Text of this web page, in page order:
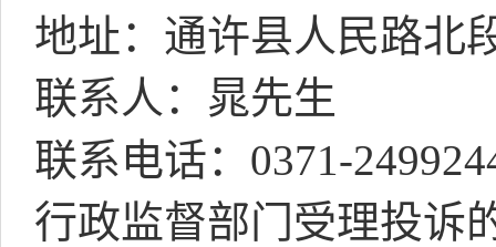
地址：通许县人民路北
联系人：晁先生
联系电话： 0371-
行政监督部门受理投诉